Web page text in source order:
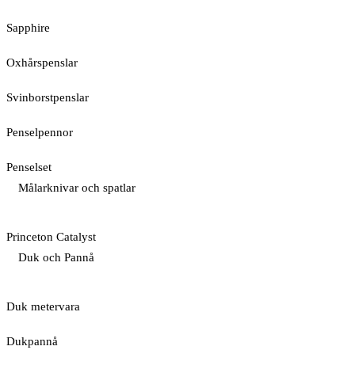
Sapphire
Oxhårspenslar
Svinborstpenslar
Penselpennor
Penselset
Målarknivar och spatlar
Princeton Catalyst
Duk och Pannå
Duk metervara
Dukpannå